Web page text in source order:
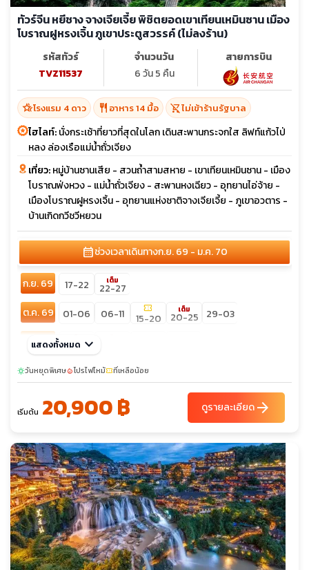
ทัวร์จีน หยีชาง จางเจียเจี้ย พิชิตยอดเขาเทียนเหมินซาน เมือง
โบราณฝูหรงเจิ้น ภูเขาประตูสวรรค์ (ไม่ลงร้าน)
รหัสทัวร์
TVZ11537
จำนวนวัน
6 วัน 5 คืน
สายการบิน
hotel_classโรงแรม 4 ดาว restaurant อาหาร 14 มื้อ shopping_cart_offไม่เข้าร้านรัฐบาล
ไฮไลท์:นั่งกระเช้าที่ยาวที่สุดในโลก เดินสะพานกระจกใส ลิฟท์แก้วไป่
หลง ล่องเรือแม่น้ำถั่วเจียง
เที่ยว:หมู่บ้านซานเสีย - สวนถ้ำสามสหาย - เขาเทียนเหมินซาน - เมือง
โบราณฟ่งหวง - แม่น้ำถั่วเจียง - สะพานหงเฉียว - อุทยานไอ่จ้าย -
เมืองโบราณฝูหรงเจิ้น - อุทยานแห่งชาติจางเจียเจี้ย - ภูเขาอวตาร -
บ้านเกิดกวีชวีหยวน
calendar_monthช่วงเวลาเดินทางก.ย. 69 - ม.ค. 70
ก.ย. 69 17-22 เต็ม
22-27
ต.ค. 69
01-06 06-11 confirmation_number
15-20
เต็ม
20-25
29-03
พ.ย. 69 03-08
ธ.ค. 69
01-06 sunny
10-15 15-20
แสดงทั้งหมด keyboard_arrow_down
sunnyวันหยุดพิเศษlocal_fire_departmentโปรไฟไหม้confirmation_numberที่เหลือน้อย
เริ่มต้น 20,900 ฿ ดูรายละเอียดarrow_forward